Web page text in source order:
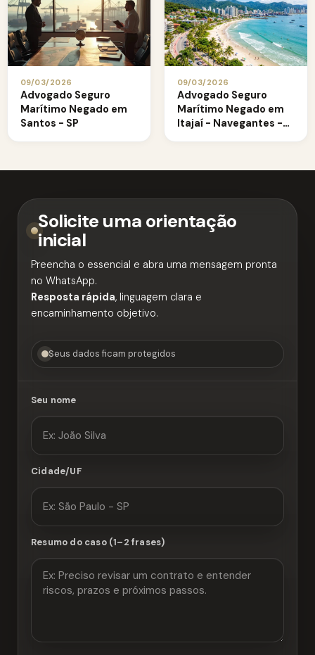
09/03/2026
Advogado Seguro
Marítimo Negado em
Santos - SP
09/03/2026
Advogado Seguro
Marítimo Negado em
Itajaí - Navegantes -
Solicite uma orientação
inicial
Preencha o essencial e abra uma mensagem pronta
no WhatsApp.
Resposta rápida, linguagem clara e
encaminhamento objetivo.
Seus dados ficam protegidos
Seu nome
Cidade/UF
Resumo do caso (1–2 frases)